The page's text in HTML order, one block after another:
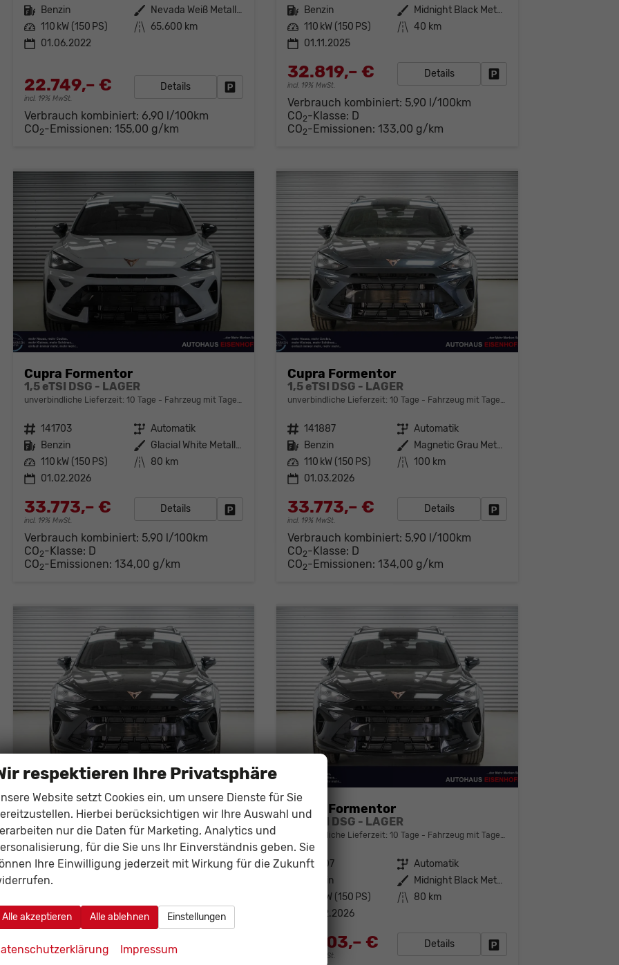
Kraftstoff Benzin Außenfarbe
Nevada Weiß Metallic (2Y)
Leistung 110 kW (150 PS) Kilometerstand 65.600 km
01.06.2022
22.749,– €
incl. 19% MwSt.
Details Fahrzeug parken
Verbrauch kombiniert: 6,90 l/100km
CO2-Emissionen: 155,00 g/km
Kraftstoff Benzin Außenfarbe
Midnight Black Metallic (0E)
Leistung 110 kW (150 PS) Kilometerstand 40 km
01.11.2025
32.819,– €
incl. 19% MwSt.
Details
Verbrauch kombiniert: 5,90 l/100km
CO2-Klasse: D
CO2-Emissionen:133,00 g/km
Cupra Formentor
1,5 eTSI DSG - LAGER
unverbindliche Lieferzeit: 10 Tage Fahrzeug mit Tageszulassung
Fahrzeugnr. 141703 Getriebe Automatik
Kraftstoff Benzin Außenfarbe
Glacial White Metallic (2Y)
Leistung 110 kW (150 PS) Kilometerstand 80 km
01.02.2026
33.773,– €
incl. 19% MwSt.
Details Fahrzeug parken
Verbrauch kombiniert: 5,90 l/100km
CO2-Klasse: D
CO2-Emissionen: 134,00 g/km
Cupra Formentor
1,5 eTSI DSG - LAGER
unverbindliche Lieferzeit:10 Tage Fahrzeug mit Tageszulassung
Fahrzeugnr. 141887 Getriebe Automatik
Kraftstoff Benzin Außenfarbe
Magnetic Grau Metallic (S7)
Leistung 110 kW (150 PS) Kilometerstand 100 km
01.03.2026
33.773,– €
incl. 19% MwSt.
Details
Verbrauch kombiniert: 5,90 l/100km
CO2-Klasse: D
CO2-Emissionen:134,00 g/km
Cupra Formentor
1,5 eTSI DSG - LAGER
unverbindliche Lieferzeit: 10 Tage Fahrzeug mit Tageszulassung
Fahrzeugnr. 141706 Getriebe Automatik
Kraftstoff Benzin
01.02.2026
34.303,– €
incl. 19% MwSt.
Cupra Formentor
1,5 eTSI DSG - LAGER
unverbindliche Lieferzeit:10 Tage Fahrzeug mit Tageszulassung
Fahrzeugnr. 141707 Getriebe Automatik
Benzin Außenfarbe
Midnight Black Metallic (0E)
110 kW (150 PS) Kilometerstand 80 km
01.02.2026
34.303,– €
incl. 19% MwSt.
Details
respektieren Ihre Privatsphäre
Website setzt Cookies ein, um unsere Dienste für Sie
Hierbei berücksichtigen wir Ihre Auswahl und
nur die Daten für Marketing, Analytics und
für die Sie uns Ihr Einverständnis geben. Sie
Ihre Einwilligung jederzeit mit Wirkung für die Zukunft
Alle akzeptieren Alle ablehnen Einstellungen
Impressum